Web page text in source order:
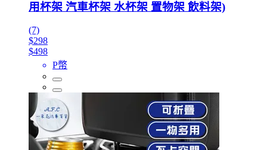
用杯架 汽車杯架 水杯架 置物架 飲料架)
(7)
$298
$498
P幣